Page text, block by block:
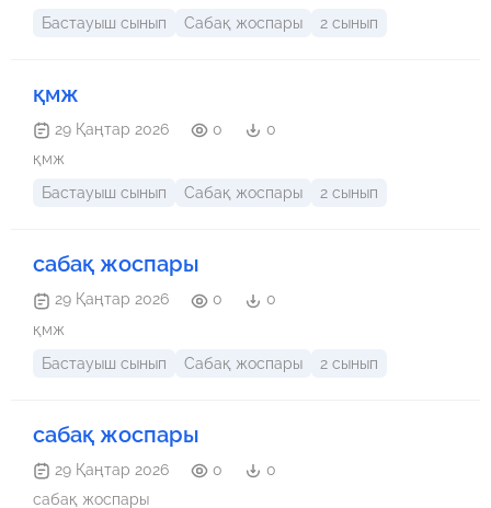
Бастауыш сынып
Сабақ жоспары 2 сынып
қмж
29 Қаңтар 2026 0
0
қмж
Бастауыш сынып
Сабақ жоспары 2 сынып
сабақ жоспары
29 Қаңтар 2026 0
0
қмж
Бастауыш сынып
Сабақ жоспары 2 сынып
сабақ жоспары
29 Қаңтар 2026 0
0
сабақ жоспары